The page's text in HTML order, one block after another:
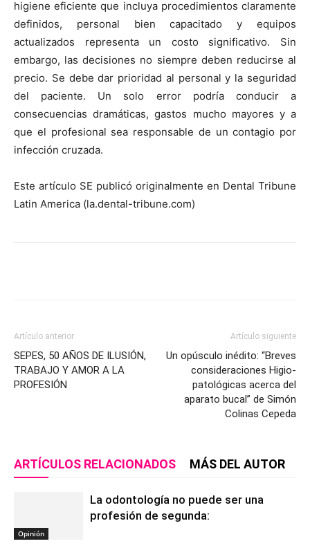
higiene eficiente que incluya procedimientos claramente
definidos, personal bien capacitado y equipos
actualizados representa un costo significativo. Sin
embargo, las decisiones no siempre deben reducirse al
precio. Se debe dar prioridad al personal y la seguridad
del paciente. Un solo error podría conducir a
consecuencias dramáticas, gastos mucho mayores y a
que el profesional sea responsable de un contagio por
infección cruzada.
Este artículo SE publicó originalmente en Dental Tribune
Latin America (la.dental-tribune.com)
Artículo anterior
SEPES, 50 AÑOS DE ILUSIÓN,
TRABAJO Y AMOR A LA
PROFESIÓN
Artículo siguiente
Un opúsculo inédito: “Breves
consideraciones Higio-
patológicas acerca del
aparato bucal” de Simón
Colinas Cepeda
ARTÍCULOS RELACIONADOS MÁS DEL AUTOR
Opinión
La odontología no puede ser una
profesión de segunda: